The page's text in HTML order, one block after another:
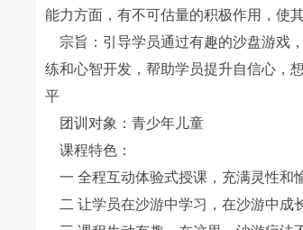
能力方面，有不可估量的积极作用，使
宗旨：引导学员通过有趣的沙盘游戏
练和心智开发，帮助学员提升自信心，
平
团训对象：青少年儿童
课程特色：
一 全程互动体验式授课，充满灵性和
二 让学员在沙游中学习，在沙游中成